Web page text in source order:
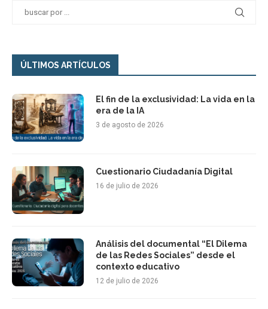
ÚLTIMOS ARTÍCULOS
El fin de la exclusividad: La vida en la
era de la IA
3 de agosto de 2026
Cuestionario Ciudadanía Digital
16 de julio de 2026
Análisis del documental “El Dilema
de las Redes Sociales” desde el
contexto educativo
12 de julio de 2026